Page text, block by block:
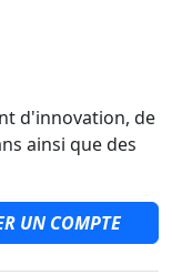
d'innovation, de
ainsi que des
UN COMPTE